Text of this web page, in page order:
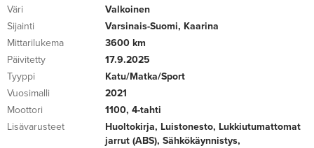
Väri
Valkoinen
Sijainti
Varsinais-Suomi, Kaarina
Mittarilukema
3600 km
Päivitetty
17.9.2025
Tyyppi
Katu/Matka/Sport
Vuosimalli
2021
Moottori
1100, 4-tahti
Lisävarusteet
Huoltokirja, Luistonesto, Lukkiutumattomat
jarrut (ABS), Sähkökäynnistys,